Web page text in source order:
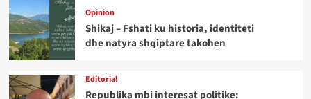
Opinion
Shikaj – Fshati ku historia, identiteti
dhe natyra shqiptare takohen
Editorial
Republika mbi interesat politike: